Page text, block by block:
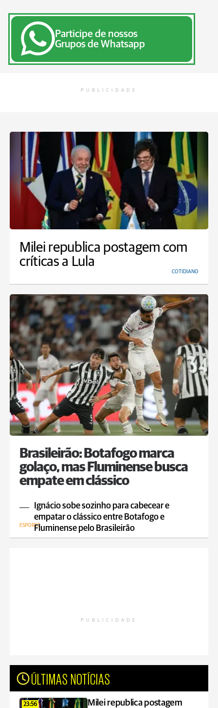
Participe de nossos
Grupos de Whatsapp
PUBLICIDADE
Milei republica postagem com
críticas a Lula
COTIDIANO
Brasileirão: Botafogo marca
golaço, mas Fluminense busca
empate em clássico
Ignácio sobe sozinho para cabecear e
empatar o clássico entre Botafogo e
Fluminense pelo Brasileirão
ESPORTE
PUBLICIDADE
ÚLTIMAS NOTÍCIAS
23:56
Milei republica postagem